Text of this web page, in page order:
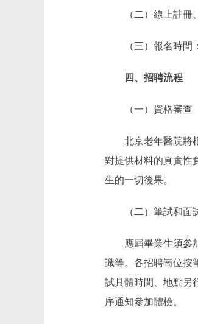
（二）線上註冊、
（三）報名時間：
四、招聘流程
（一）資格審查
北京老年醫院將
對提供材料的真實性
生的一切後果。
（二）筆試和面
應屆畢業生須參加
識等。各招聘崗位按
試具體時間、地點另
序通知參加體檢。